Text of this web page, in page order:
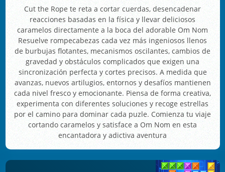
Cut the Rope te reta a cortar cuerdas, desencadenar
reacciones basadas en la física y llevar deliciosos
caramelos directamente a la boca del adorable Om Nom
Resuelve rompecabezas cada vez más ingeniosos llenos
de burbujas flotantes, mecanismos oscilantes, cambios de
gravedad y obstáculos complicados que exigen una
sincronización perfecta y cortes precisos. A medida que
avanzas, nuevos artilugios, entornos y desafíos mantienen
cada nivel fresco y emocionante. Piensa de forma creativa,
experimenta con diferentes soluciones y recoge estrellas
por el camino para dominar cada puzle. Comienza tu viaje
cortando caramelos y satisface a Om Nom en esta
encantadora y adictiva aventura